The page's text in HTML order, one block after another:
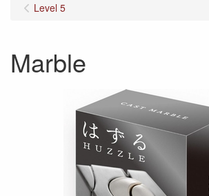
Level 5
Marble